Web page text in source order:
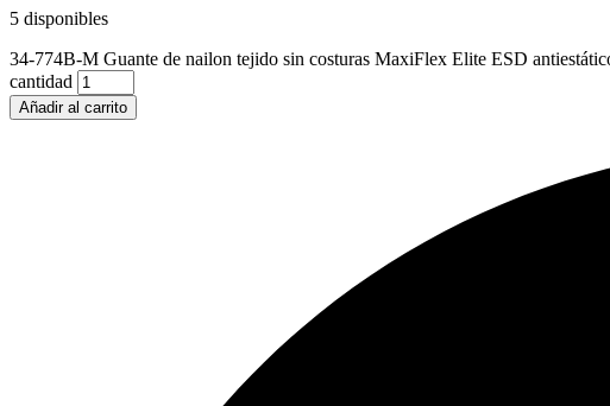
5 disponibles
34-774B-M Guante de nailon tejido sin costuras MaxiFlex Elite ESD
cantidad
Añadir al carrito